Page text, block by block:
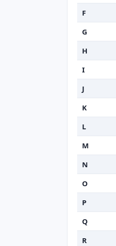
F
G
H
I
J
K
L
M
N
O
P
Q
R